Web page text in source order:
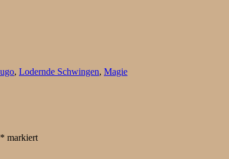
, Lodernde Schwingen, Magie
* markiert